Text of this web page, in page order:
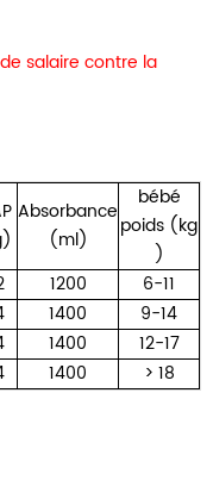
salaire contre la
Absorbance
(ml)
bébé
poids (kg
)
1200
6-11
1400
9-14
1400
12-17
1400 > 18